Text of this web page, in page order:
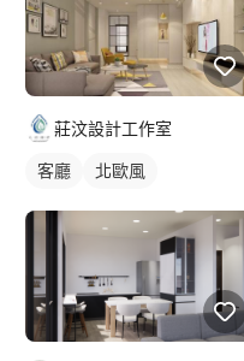
莊汶設計工作室
客廳 北歐風